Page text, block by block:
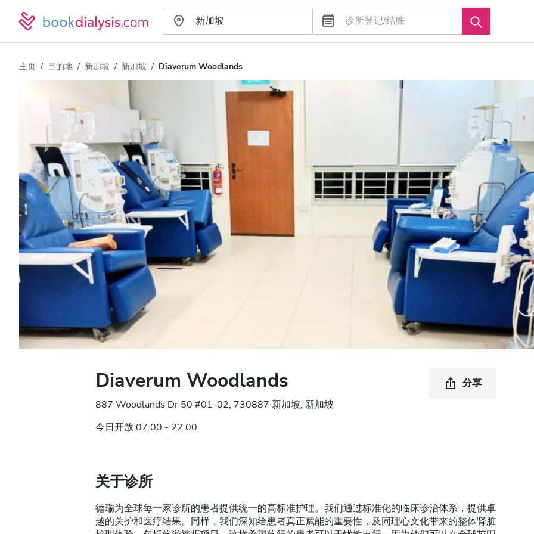
主页 目的地 新加坡 新加坡 Diaverum Woodlands
Diaverum Woodlands
887 Woodlands Dr 50 #01-02, 730887 新加坡, 新加坡
今日开放 07:00 - 22:00
分享
关于诊所
德瑞为全球每一家诊所的患者提供统一的高标准护理。我们通过标准化的临床诊治体系，提供卓
越的关护和医疗结果。同样，我们深知给患者真正赋能的重要性，及同理心文化带来的整体肾脏